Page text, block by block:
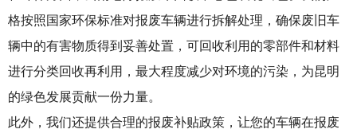
格按照国家环保标准对报废车辆进行拆解处理，确保废旧车
辆中的有害物质得到妥善处置，可回收利用的零部件和材料
进行分类回收再利用，最大程度减少对环境的污染，为昆明
的绿色发展贡献一份力量。
此外，我们还提供合理的报废补贴政策，让您的车辆在报废